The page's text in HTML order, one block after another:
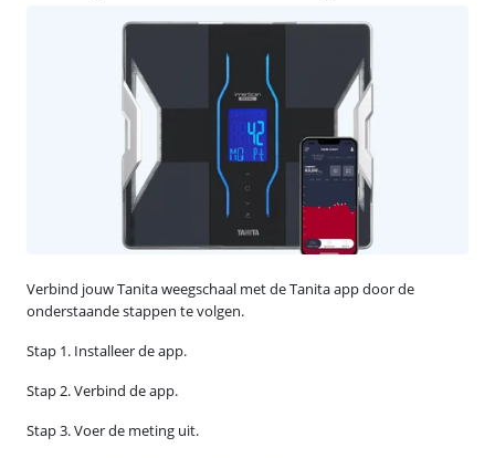
Verbind jouw Tanita weegschaal met de Tanita app door de
onderstaande stappen te volgen.
Stap 1. Installeer de app.
Stap 2. Verbind de app.
Stap 3. Voer de meting uit.